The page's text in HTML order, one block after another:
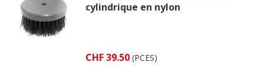
cylindrique en nylon
CHF 39.50 (PCES)